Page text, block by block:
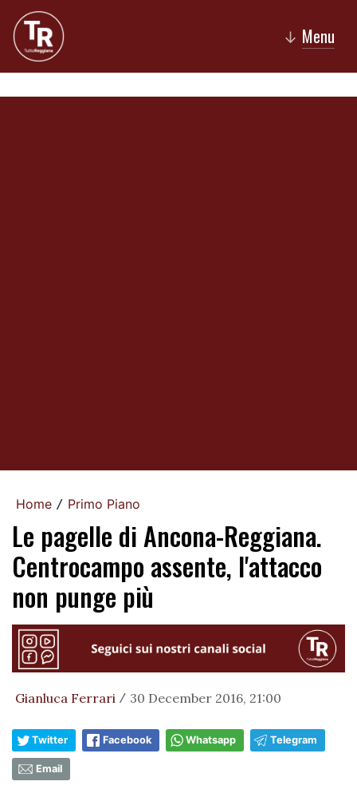
↓ Menu
Home / Primo Piano
Le pagelle di Ancona-Reggiana.
Centrocampo assente, l'attacco
non punge più
Gianluca Ferrari / 30 December 2016, 21:00
Twitter Facebook Whatsapp Telegram
Email